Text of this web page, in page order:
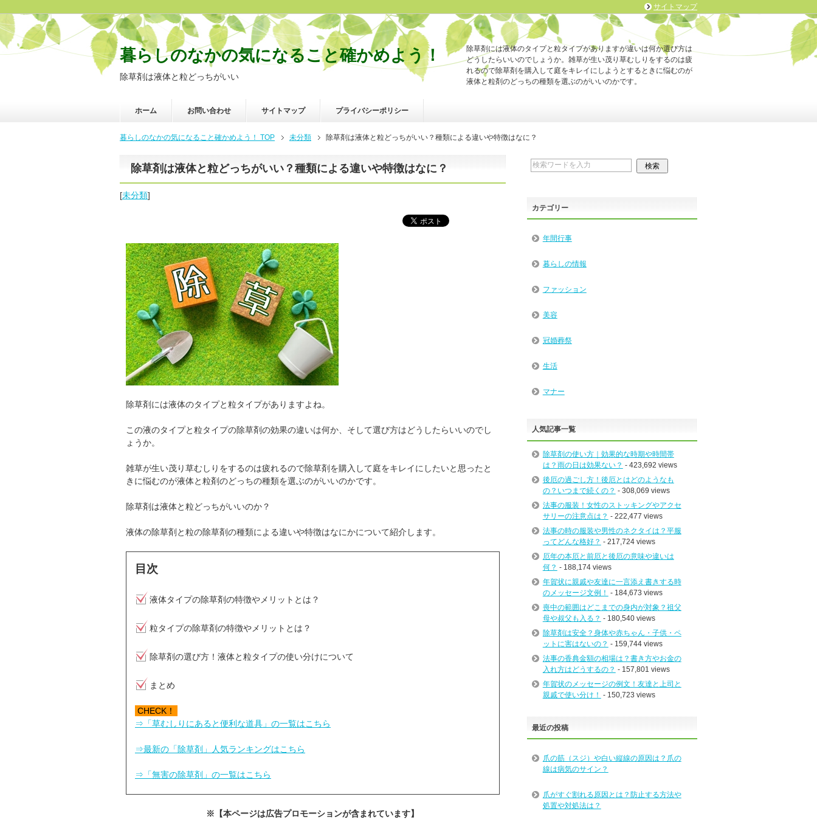
暮らしのなかの気になること確かめよう！
除草剤は液体と粒どっちがいい
除草剤には液体のタイプと粒タイプがありますが違いは何か選び方は
どうしたらいいのでしょうか。雑草が生い茂り草むしりをするのは疲
れるので除草剤を購入して庭をキレイにしようとするときに悩むのが
液体と粒剤のどっちの種類を選ぶのがいいのかです。
ホーム お問い合わせ サイトマップ プライバシーポリシー
暮らしのなかの気になること確かめよう！ TOP 未分類 除草剤は液体と粒どっちがいい？種類による違いや特徴はなに？
除草剤は液体と粒どっちがいい？種類による違いや特徴はなに？
[未分類]
除草剤には液体のタイプと粒タイプがありますよね。
この液のタイプと粒タイプの除草剤の効果の違いは何か、そして選び方はどうしたらいいのでし
ょうか。
雑草が生い茂り草むしりをするのは疲れるので除草剤を購入して庭をキレイにしたいと思ったと
きに悩むのが液体と粒剤のどっちの種類を選ぶのがいいのかです。
除草剤は液体と粒どっちがいいのか？
液体の除草剤と粒の除草剤の種類による違いや特徴はなにかについて紹介します。
目次
液体タイプの除草剤の特徴やメリットとは？
粒タイプの除草剤の特徴やメリットとは？
除草剤の選び方！液体と粒タイプの使い分けについて
まとめ
CHECK！
⇒「草むしりにあると便利な道具」の一覧はこちら
⇒最新の「除草剤」人気ランキングはこちら
⇒「無害の除草剤」の一覧はこちら
※【本ページは広告プロモーションが含まれています】
カテゴリー
年間行事
暮らしの情報
ファッション
美容
冠婚葬祭
生活
マナー
人気記事一覧
除草剤の使い方｜効果的な時期や時間帯
は？雨の日は効果ない？ - 423,692 views
後厄の過ごし方！後厄とはどのようなも
の？いつまで続くの？ - 308,069 views
法事の服装！女性のストッキングやアクセ
サリーの注意点は？ - 222,477 views
法事の時の服装や男性のネクタイは？平服
ってどんな格好？ - 217,724 views
厄年の本厄と前厄と後厄の意味や違いは
何？ - 188,174 views
年賀状に親戚や友達に一言添え書きする時
のメッセージ文例！ - 184,673 views
喪中の範囲はどこまでの身内が対象？祖父
母や叔父も入る？ - 180,540 views
除草剤は安全？身体や赤ちゃん・子供・ペ
ットに害はないの？ - 159,744 views
法事の香典金額の相場は？書き方やお金の
入れ方はどうするの？ - 157,801 views
年賀状のメッセージの例文！友達と上司と
親戚で使い分け！ - 150,723 views
最近の投稿
爪の筋（スジ）や白い縦線の原因は？爪の
線は病気のサイン？
爪がすぐ割れる原因とは？防止する方法や
処置や対処法は？
サイトマップ